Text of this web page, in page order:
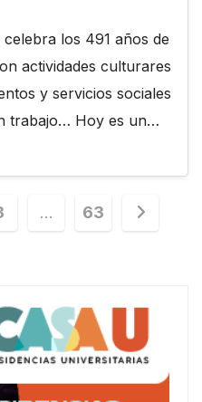
los 491 años de
actividades culturares
y servicios sociales
trabajo… Hoy es un…
… 63